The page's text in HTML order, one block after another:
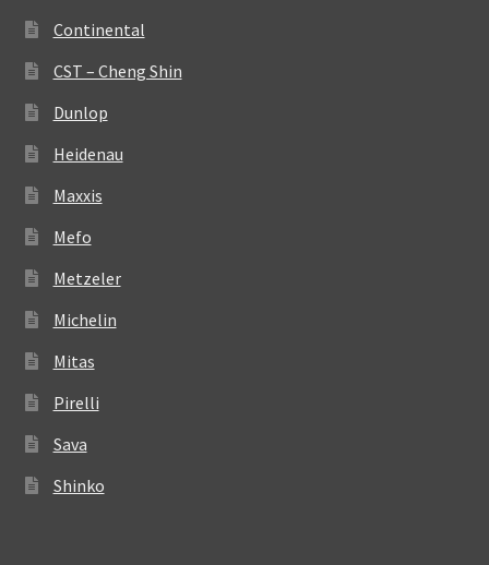
Continental
CST – Cheng Shin
Dunlop
Heidenau
Maxxis
Mefo
Metzeler
Michelin
Mitas
Pirelli
Sava
Shinko